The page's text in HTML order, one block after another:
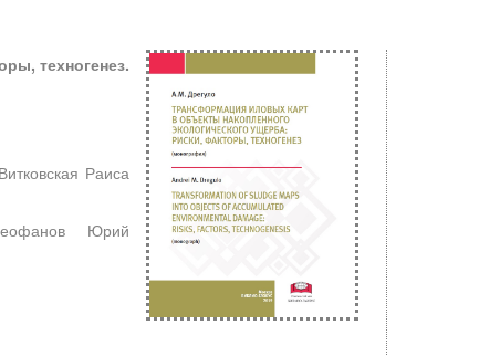
техногенез.
Раиса
Феофанов Юрий